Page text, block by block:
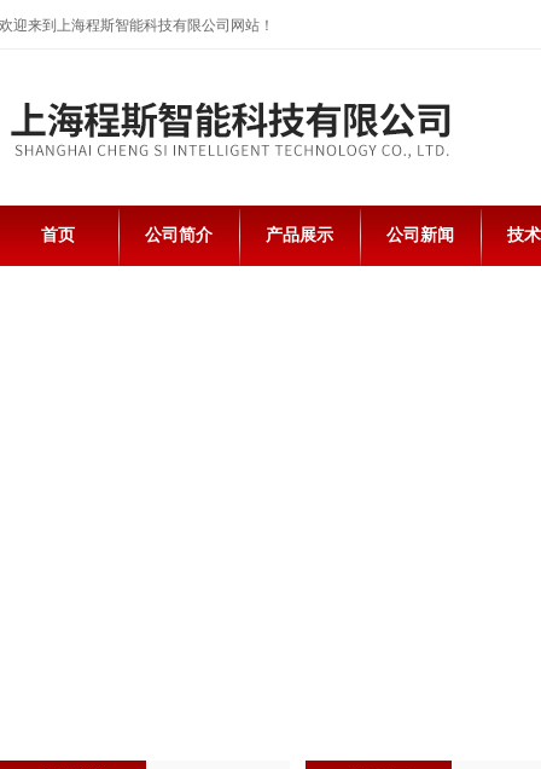
欢迎来到上海程斯智能科技有限公司网站！
首页 公司简介 产品展示 公司新闻 技